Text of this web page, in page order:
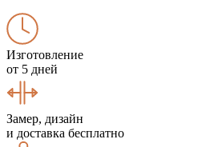
Изготовление
от 5 дней
Замер, дизайн
и доставка бесплатно